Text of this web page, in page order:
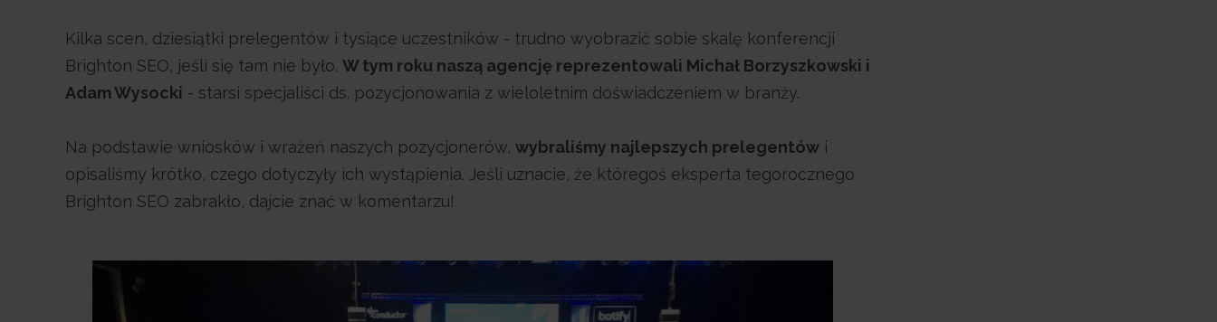
Kilka scen, dziesiątki prelegentów i tysiące uczestników - trudno wyobrazić sobie skalę konferencji
Brighton SEO, jeśli się tam nie było. W tym roku naszą agencję reprezentowali Michał Borzyszkowski i
Adam Wysocki - starsi specjaliści ds. pozycjonowania z wieloletnim doświadczeniem w branży.
Na podstawie wniosków i wrażeń naszych pozycjonerów, wybraliśmy najlepszych prelegentów i
opisaliśmy krótko, czego dotyczyły ich wystąpienia. Jeśli uznacie, że któregoś eksperta tegorocznego
Brighton SEO zabrakło, dajcie znać w komentarzu!